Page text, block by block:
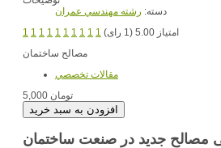
دسته: رشته مهندسي عمران
1 1 1 1 1 1 1 1 1 1
امتیاز 5.00 (1 رای)
مقالات تخصصي
5,000 تومان
مصالح جدید در صنعت ساختمان